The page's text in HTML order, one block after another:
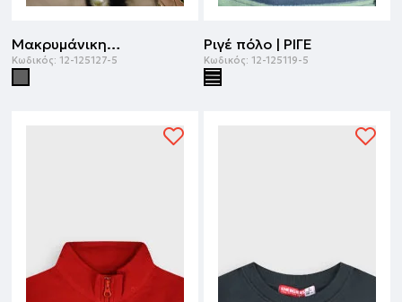
Μακρυμάνικη μπλούζα | ΑΝΘΡΑΚΙ
Κωδικός: 12-125127-5
Ριγέ πόλο | ΡΙΓΕ
Κωδικός: 12-125119-5